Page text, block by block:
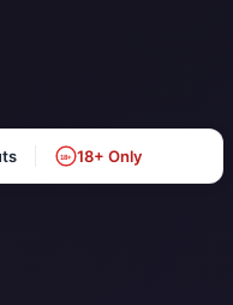
18+ 18+ Only